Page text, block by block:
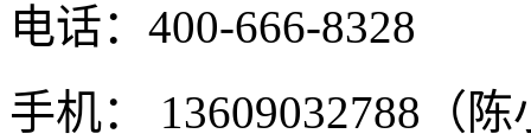
电话：400-666-8328
手机： 13609032788（陈